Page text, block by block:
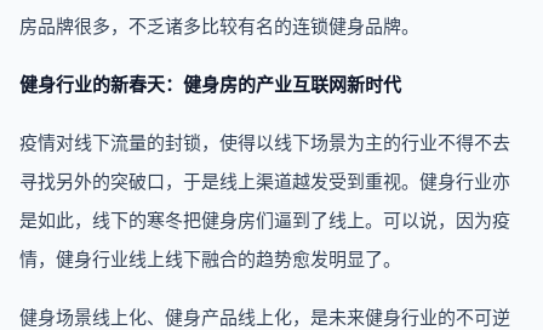
房品牌很多，不乏诸多比较有名的连锁健身品牌。
健身行业的新春天：健身房的产业互联网新时代
疫情对线下流量的封锁，使得以线下场景为主的行业不得不去
寻找另外的突破口，于是线上渠道越发受到重视。健身行业亦
是如此，线下的寒冬把健身房们逼到了线上。可以说，因为疫
情，健身行业线上线下融合的趋势愈发明显了。
健身场景线上化、健身产品线上化，是未来健身行业的不可逆